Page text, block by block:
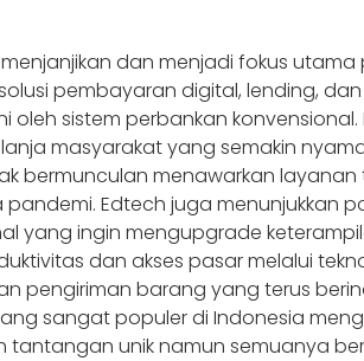
dan menjadi fokus utama
pembayaran digital, lending,
sistem perbankan
masyarakat yang semakin
bermunculan menawarkan layanan
Edtech juga menunjukkan
yang ingin mengupgrade
dan akses pasar melalui
pengiriman barang yang terus
sangat populer di Indonesia
tantangan unik namun semuanya